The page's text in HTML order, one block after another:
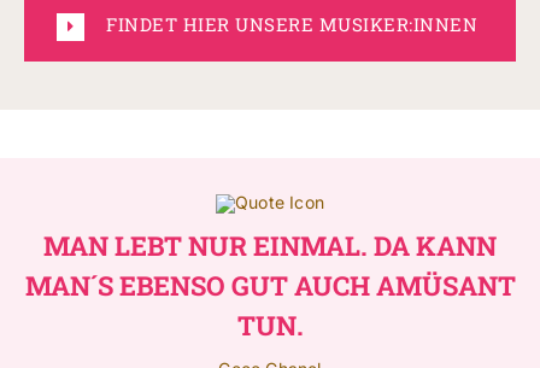
FINDET HIER UNSERE MUSIKER:INNEN
MAN LEBT NUR EINMAL. DA KANN
MAN´S EBENSO GUT AUCH AMÜSANT
TUN.